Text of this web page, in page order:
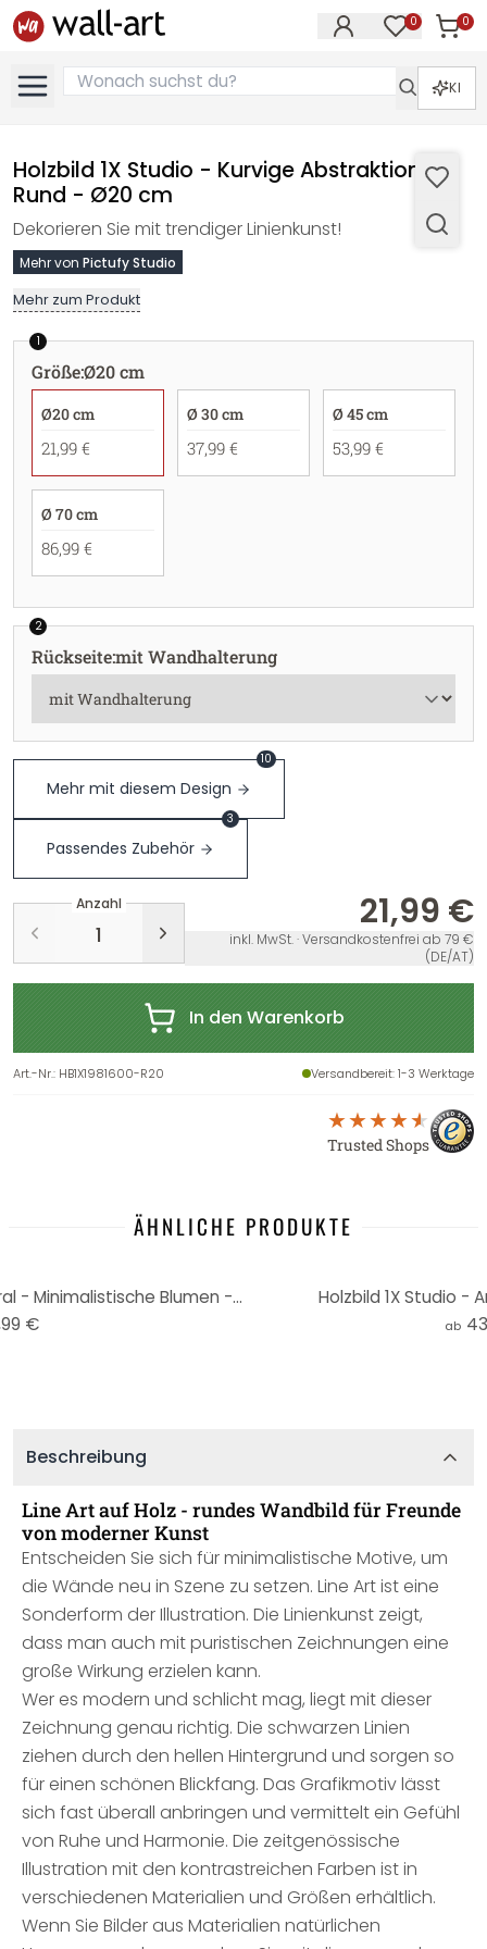
0 0
KI
Holzbild 1X Studio - Kurvige Abstraktion -
Rund - Ø20 cm
Dekorieren Sie mit trendiger Linienkunst!
Mehr von Pictufy Studio
Mehr zum Produkt
1
Größe:Ø20 cm
Ø20 cm
21,99 €
Ø 30 cm
37,99 €
Ø 45 cm
53,99 €
Ø 70 cm
86,99 €
2
Rückseite:mit Wandhalterung
Mehr mit diesem Design
10
Passendes Zubehör
3
Anzahl 21,99 €
inkl. MwSt. · Versandkostenfrei ab 79 €
(DE/AT)
In den Warenkorb
Art.-Nr.: HB1X1981600-R20 Versandbereit: 1-3 Werktage
Trusted Shops
ÄHNLICHE PRODUKTE
Holzbild 1X Studio - Line Art Floral - Minimalistische Blumen - Rund
€
Holzbild 1X Studio -
ab
Beschreibung
Line Art auf Holz - rundes Wandbild für Freunde
von moderner Kunst
Entscheiden Sie sich für minimalistische Motive, um
die Wände neu in Szene zu setzen. Line Art ist eine
Sonderform der Illustration. Die Linienkunst zeigt,
dass man auch mit puristischen Zeichnungen eine
große Wirkung erzielen kann.
Wer es modern und schlicht mag, liegt mit dieser
Zeichnung genau richtig. Die schwarzen Linien
ziehen durch den hellen Hintergrund und sorgen so
für einen schönen Blickfang. Das Grafikmotiv lässt
sich fast überall anbringen und vermittelt ein Gefühl
von Ruhe und Harmonie. Die zeitgenössische
Illustration mit den kontrastreichen Farben ist in
verschiedenen Materialien und Größen erhältlich.
Wenn Sie Bilder aus Materialien natürlichen